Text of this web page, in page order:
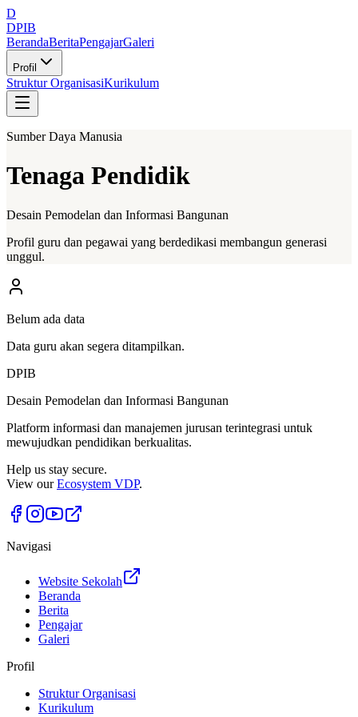
D
DPIB
BerandaBeritaPengajarGaleri
Profil
Struktur OrganisasiKurikulum
Sumber Daya Manusia
Tenaga Pendidik
Desain Pemodelan dan Informasi Bangunan
Profil guru dan pegawai yang berdedikasi membangun generasi
unggul.
Belum ada data
Data guru akan segera ditampilkan.
DPIB
Desain Pemodelan dan Informasi Bangunan
Platform informasi dan manajemen jurusan terintegrasi untuk
mewujudkan pendidikan berkualitas.
Help us stay secure.
View our Ecosystem VDP.
Navigasi
Website Sekolah
Beranda
Berita
Pengajar
Galeri
Profil
Struktur Organisasi
Kurikulum